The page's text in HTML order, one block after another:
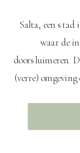
Salta, een
waar de
doorsluimeren.
(verre)
we aan in